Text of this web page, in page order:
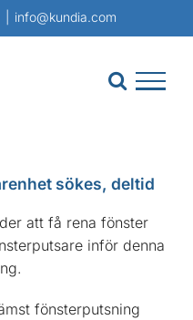
info@kundia.com
sökes, deltid
att få rena fönster
inför denna
fönsterputsning